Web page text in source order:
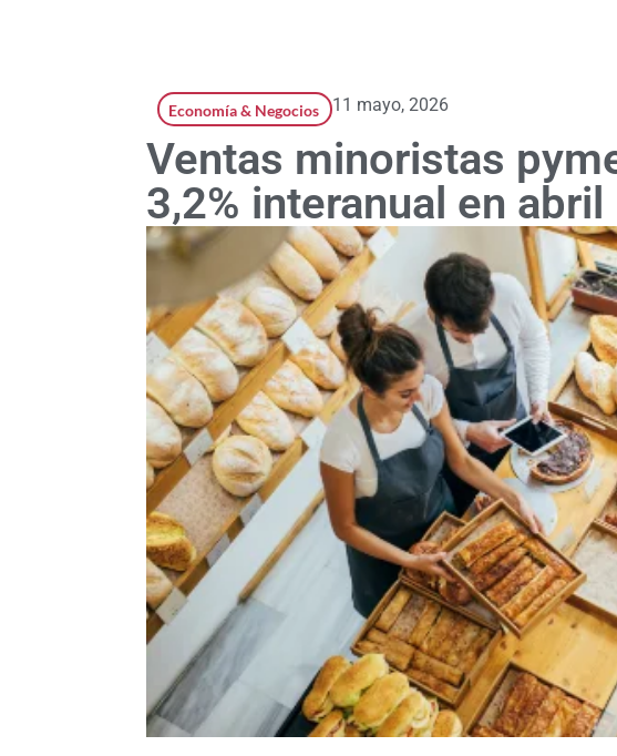
Economía & Negocios 11 mayo, 2026
Ventas minoristas
3,2% interanual en abril